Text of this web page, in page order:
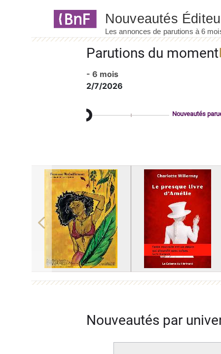
Parutions du moment
- 6 mois
2/7/2026
Nouveautés
Previous
Nouveautés par